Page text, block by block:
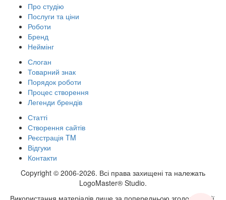
Про студію
Послуги та ціни
Роботи
Бренд
Неймінг
Слоган
Товарний знак
Порядок роботи
Процес створення
Легенди брендів
Статті
Створення сайтів
Реєстрація TM
Відгуки
Контакти
Copyright © 2006-2026. Всі права захищені та належать
LogoMaster® Studio.
Використання матеріалів лише за попередньою згодою студії.